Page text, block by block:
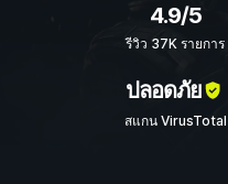
4.9/5
รีวิว 37K รายการ
ปลอดภัย
สแกน VirusTotal